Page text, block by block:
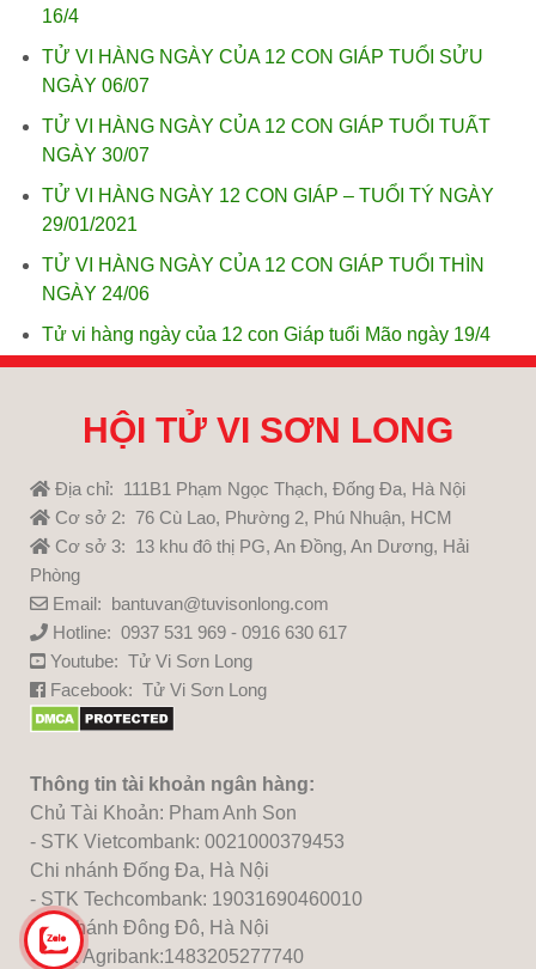
16/4
TỬ VI HÀNG NGÀY CỦA 12 CON GIÁP TUỔI SỬU
NGÀY 06/07
TỬ VI HÀNG NGÀY CỦA 12 CON GIÁP TUỔI TUẤT
NGÀY 30/07
TỬ VI HÀNG NGÀY 12 CON GIÁP – TUỔI TÝ NGÀY
29/01/2021
TỬ VI HÀNG NGÀY CỦA 12 CON GIÁP TUỔI THÌN
NGÀY 24/06
Tử vi hàng ngày của 12 con Giáp tuổi Mão ngày 19/4
HỘI TỬ VI SƠN LONG
Địa chỉ: 111B1 Phạm Ngọc Thạch, Đống Đa, Hà Nội
Cơ sở 2: 76 Cù Lao, Phường 2, Phú Nhuận, HCM
Cơ sở 3: 13 khu đô thị PG, An Đồng, An Dương, Hải
Phòng
Email: bantuvan@tuvisonlong.com
Hotline: 0937 531 969 - 0916 630 617
Youtube: Tử Vi Sơn Long
Facebook: Tử Vi Sơn Long
Thông tin tài khoản ngân hàng:
Chủ Tài Khoản: Pham Anh Son
- STK Vietcombank: 0021000379453
Chi nhánh Đống Đa, Hà Nội
- STK Techcombank: 19031690460010
Chi nhánh Đông Đô, Hà Nội
- STK Agribank:1483205277740